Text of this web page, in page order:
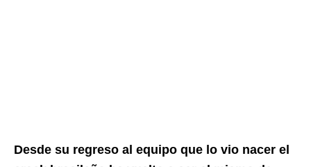
Desde su regreso al equipo que lo vio nacer el